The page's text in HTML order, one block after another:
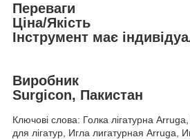
Переваги
Ціна/Якість
Інструмент має
Виробник
Surgicon, Пакистан
Ключові слова: Голка лігатурна Arruga,
для лігатур, Игла лигатурная Arruga,